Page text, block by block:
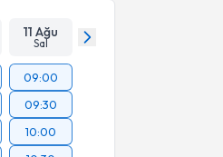
11 Ağu
Sal
09:00
09:30
10:00